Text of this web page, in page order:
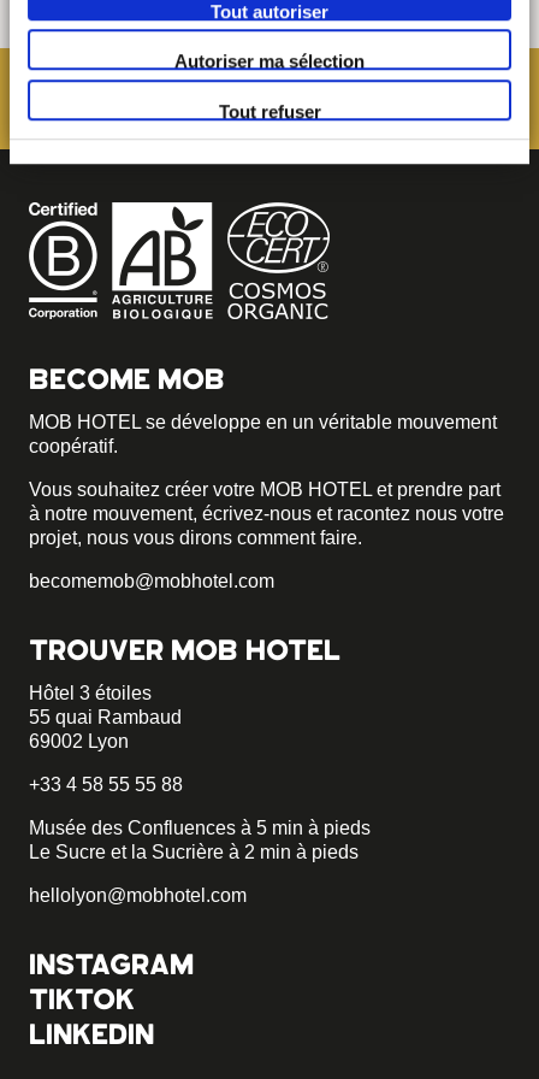
Tout autoriser
Autoriser ma sélection
Tout refuser
BECOME MOB
MOB HOTEL se développe en un véritable mouvement
coopératif.
Vous souhaitez créer votre MOB HOTEL et prendre part
à notre mouvement, écrivez-nous et racontez nous votre
projet, nous vous dirons comment faire.
becomemob@mobhotel.com
TROUVER MOB HOTEL
Hôtel 3 étoiles
55 quai Rambaud
69002 Lyon
+33 4 58 55 55 88
Musée des Confluences à 5 min à pieds
Le Sucre et la Sucrière à 2 min à pieds
hellolyon@mobhotel.com
INSTAGRAM
TIKTOK
LINKEDIN